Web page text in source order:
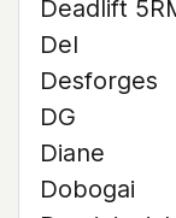
Deadlift
Del
Desforges
DG
Diane
Dobogai